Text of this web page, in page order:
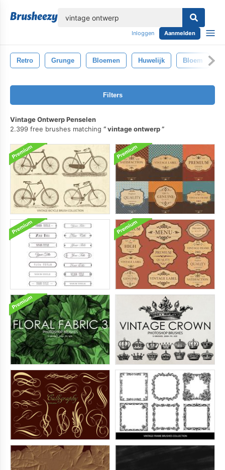
Inloggen Aanmelden
Retro Grunge Bloemen Huwelijk Bloem
Filters
Vintage Ontwerp Penselen
2.399 free brushes matching
vintage ontwerp